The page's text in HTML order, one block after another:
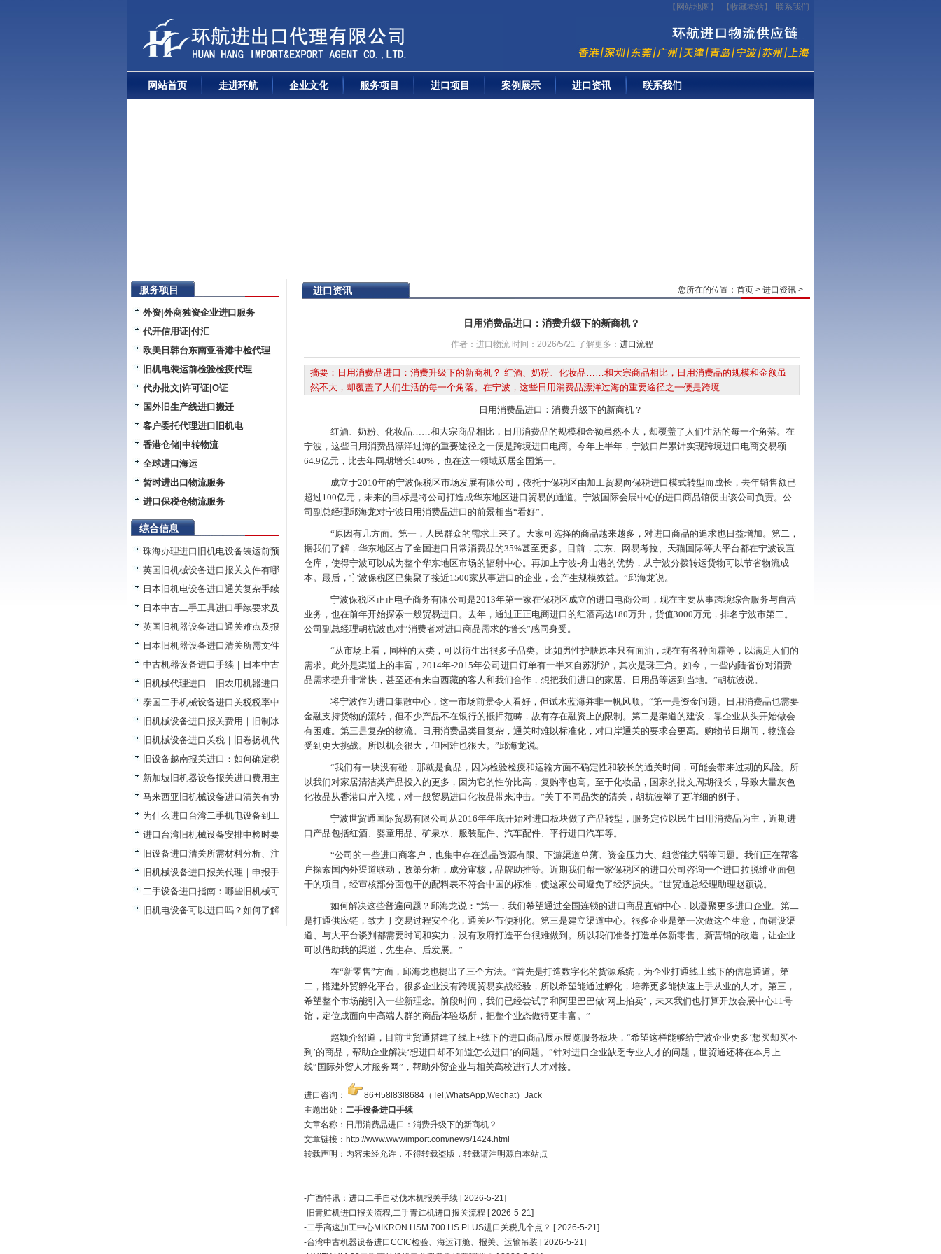
联系我们
【收藏本站】
【网站地图】
网站首页 走进环航 企业文化 服务项目 进口项目 案例展示 进口资讯 联系我们
服务项目
外资|外商独资企业进口服务
代开信用证|付汇
欧美日韩台东南亚香港中检代理
旧机电装运前检验检疫代理
代办批文|许可证|O证
国外旧生产线进口搬迁
客户委托代理进口旧机电
香港仓储|中转物流
全球进口海运
暂时进出口物流服务
进口保税仓物流服务
综合信息
珠海办理进口旧机电设备装运前预
英国旧机械设备进口报关文件有哪
日本旧机电设备进口通关复杂手续
日本中古二手工具进口手续要求及
英国旧机器设备进口通关难点及报
日本旧机器设备进口清关所需文件
中古机器设备进口手续｜日本中古
旧机械代理进口｜旧农用机器进口
泰国二手机械设备进口关税税率中
旧机械设备进口报关费用｜旧制冰
旧机械设备进口关税｜旧卷扬机代
旧设备越南报关进口：如何确定税
新加坡旧机器设备报关进口费用主
马来西亚旧机械设备进口清关有协
为什么进口台湾二手机电设备到工
进口台湾旧机械设备安排中检时要
旧设备进口清关所需材料分析、注
旧机械设备进口报关代理｜申报手
二手设备进口指南：哪些旧机械可
旧机电设备可以进口吗？如何了解
您所在的位置： 首页 > 进口资讯 >
进口资讯
日用消费品进口：消费升级下的新商机？
作者： 进口物流 时间： 2026/5/21 了解更多： 进口流程
摘要：日用消费品进口：消费升级下的新商机？ 红酒、奶粉、化妆品……和大宗商品相比，日用消费品的规模和金额虽
然不大，却覆盖了人们生活的每一个角落。在宁波，这些日用消费品漂洋过海的重要途径之一便是跨境...
日用消费品进口：消费升级下的新商机？
红酒、奶粉、化妆品……和大宗商品相比，日用消费品的规模和金额虽然不大，却覆盖了人们生活的每一个角落。在
宁波，这些日用消费品漂洋过海的重要途径之一便是跨境进口电商。今年上半年，宁波口岸累计实现跨境进口电商交易额
64.9亿元，比去年同期增长140%，也在这一领域跃居全国第一。
成立于2010年的宁波保税区市场发展有限公司，依托于保税区由加工贸易向保税进口模式转型而成长，去年销售额已
超过100亿元，未来的目标是将公司打造成华东地区进口贸易的通道。宁波国际会展中心的进口商品馆便由该公司负责。公
司副总经理邱海龙对宁波日用消费品进口的前景相当“看好”。
“原因有几方面。第一，人民群众的需求上来了。大家可选择的商品越来越多，对进口商品的追求也日益增加。第二，
据我们了解，华东地区占了全国进口日常消费品的35%甚至更多。目前，京东、网易考拉、天猫国际等大平台都在宁波设置
仓库，使得宁波可以成为整个华东地区市场的辐射中心。再加上宁波-舟山港的优势，从宁波分拨转运货物可以节省物流成
本。最后，宁波保税区已集聚了接近1500家从事进口的企业，会产生规模效益。”邱海龙说。
宁波保税区正正电子商务有限公司是2013年第一家在保税区成立的进口电商公司，现在主要从事跨境综合服务与自营
业务，也在前年开始探索一般贸易进口 。去年，通过正正电商进口的红酒高达180万升，货值3000万元，排名宁波市第二。
公司副总经理胡杭波也对“消费者对进口商品需求的增长”感同身受。
“从市场上看，同样的大类，可以衍生出很多子品类。比如男性护肤原本只有面油，现在有各种面霜等，以满足人们的
需求。此外是渠道上的丰富，2014年-2015年公司进口订单有一半来自苏浙沪，其次是珠三角。如今，一些内陆省份对消费
品需求提升非常快，甚至还有来自西藏的客人和我们合作，想把我们进口的家居、日用品等运到当地。”胡杭波说。
将宁波作为进口集散中心，这一市场前景令人看好，但试水蓝海并非一帆风顺。“第一是资金问题。日用消费品也需要
金融支持货物的流转，但不少产品不在银行的抵押范畴，故有存在融资上的限制。第二是渠道的建设，靠企业从头开始做会
有困难。第三是复杂的物流。日用消费品类目复杂，通关时难以标准化，对口岸通关的要求会更高。购物节日期间，物流会
受到更大挑战。所以机会很大，但困难也很大。”邱海龙说。
“我们有一块没有碰，那就是食品，因为检验检疫和运输方面不确定性和较长的通关时间，可能会带来过期的风险。所
以我们对家居清洁类产品投入的更多，因为它的性价比高，复购率也高。至于化妆品，国家的批文周期很长，导致大量灰色
化妆品从香港口岸入境，对一般贸易进口化妆品带来冲击。”关于不同品类的清关，胡杭波举了更详细的例子。
宁波世贸通国际贸易有限公司从2016年年底开始对进口板块做了产品转型，服务定位以民生日用消费品为主，近期进
口产品包括红酒、婴童用品、矿泉水、服装配件、汽车配件、平行进口汽车等。
“公司的一些进口商客户，也集中存在选品资源有限、下游渠道单薄、资金压力大、组货能力弱等问题。我们正在帮客
户探索国内外渠道联动，政策分析，成分审核，品牌助推等。近期我们帮一家保税区的进口公司咨询一个进口拉脱维亚面包
干的项目，经审核部分面包干的配料表不符合中国的标准，使这家公司避免了经济损失。”世贸通总经理助理赵颖说。
如何解决这些普遍问题？邱海龙说：“第一，我们希望通过全国连锁的进口商品直销中心，以凝聚更多进口企业。第二
是打通供应链，致力于交易过程安全化，通关环节便利化。第三是建立渠道中心。很多企业是第一次做这个生意，而铺设渠
道、与大平台谈判都需要时间和实力，没有政府打造平台很难做到。所以我们准备打造单体新零售、新营销的改造，让企业
可以借助我的渠道，先生存、后发展。”
在“新零售”方面，邱海龙也提出了三个方法。“首先是打造数字化的货源系统，为企业打通线上线下的信息通道。第
二，搭建外贸孵化平台。很多企业没有跨境贸易实战经验，所以希望能通过孵化，培养更多能快速上手从业的人才。第三，
希望整个市场能引入一些新理念。前段时间，我们已经尝试了和阿里巴巴做‘网上拍卖’，未来我们也打算开放会展中心11号
馆，定位成面向中高端人群的商品体验场所，把整个业态做得更丰富。”
赵颖介绍道，目前世贸通搭建了线上+线下的进口商品展示展览服务板块，“希望这样能够给宁波企业更多‘想买却买不
到’的商品，帮助企业解决‘想进口却不知道怎么进口’的问题。”针对进口企业缺乏专业人才的问题，世贸通还将在本月上
线“国际外贸人才服务网”，帮助外贸企业与相关高校进行人才对接。
进口咨询：
86+l58l83l8684（Tel,WhatsApp,Wechat）Jack
主题出处： 二手设备进口手续
文章名称：日用消费品进口：消费升级下的新商机？
文章链接： http://www.wwwimport.com/news/1424.html
转载声明：内容未经允许，不得转载盗版，转载请注明源自本站点
-广西特讯：进口二手自动伐木机报关手续 [ 2026-5-21]
- 旧青贮机进口报关流程,二手青贮机进口报关流程 [ 2026-5-21]
-二手高速加工中心MIKRON HSM 700 HS PLUS进口关税几个点？ [ 2026-5-21]
-台湾中古机器设备进口CCIC检验、海运订舱、报关、运输吊装 [ 2026-5-21]